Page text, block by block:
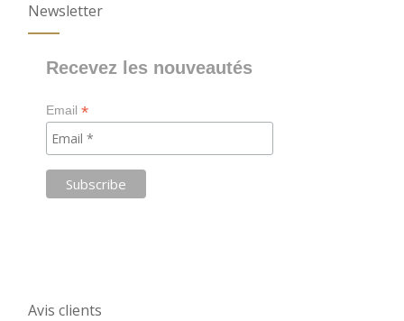
Newsletter
Recevez les nouveautés
Email*
Avis clients